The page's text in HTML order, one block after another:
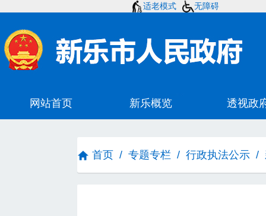
适老模式 无障碍
首页 / 专题专栏 / 行政执法公示 /